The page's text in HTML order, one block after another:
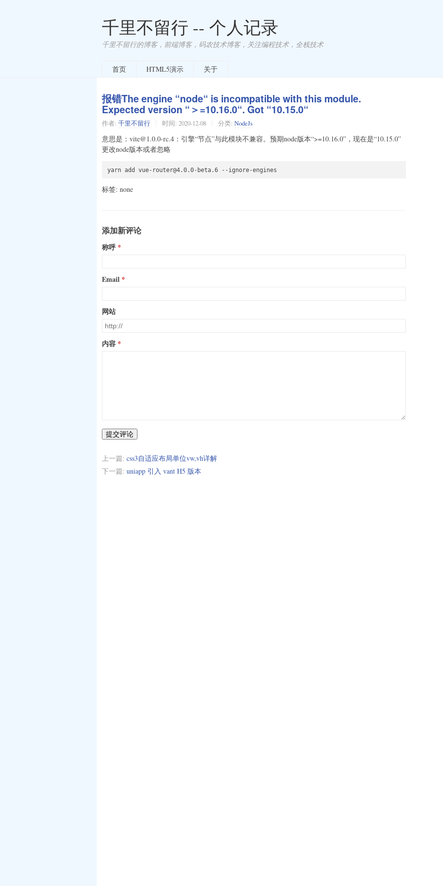
千里不留行 -- 个人记录
千里不留行的博客，前端博客，码农技术博客，关注编程技术，全栈技术
首页 HTML5演示 关于
报错The engine “node“ is incompatible with this module.
Expected version “＞=10.16.0“. Got “10.15.0“
作者: 千里不留行 时间: 2020-12-08 分类: NodeJs
意思是：vite@1.0.0-rc.4：引擎“节点”与此模块不兼容。预期node版本“>=10.16.0”，现在是“10.15.0”
更改node版本或者忽略
yarn add vue-router@4.0.0-beta.6 --ignore-engines
标签: none
添加新评论
称呼
Email
网站
内容
提交评论
上一篇: css3自适应布局单位vw,vh详解
下一篇: uniapp 引入 vant H5 版本